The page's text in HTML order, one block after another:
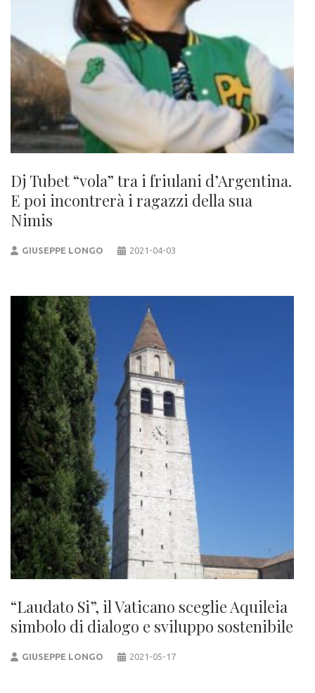
Dj Tubet “vola” tra i friulani d’Argentina.
E poi incontrerà i ragazzi della sua
Nimis
GIUSEPPE LONGO 2021-04-03
“Laudato Si”, il Vaticano sceglie Aquileia
simbolo di dialogo e sviluppo sostenibile
GIUSEPPE LONGO 2021-05-17